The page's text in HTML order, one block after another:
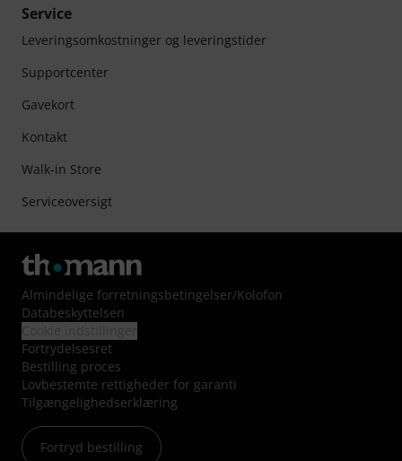
Service
Leveringsomkostninger og leveringstider
Supportcenter
Gavekort
Kontakt
Walk-in Store
Serviceoversigt
Almindelige forretningsbetingelser/Kolofon
Databeskyttelsen
Fortrydelsesret
Bestilling proces
Lovbestemte rettigheder for garanti
Tilgængelighedserklæring
Fortryd bestilling